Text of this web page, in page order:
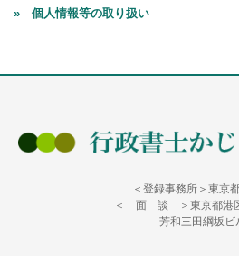
» 個人情報等の取り扱い
＜登録事務所＞東京
＜ 面 談 ＞東京都港
芳和三田綱坂ビ